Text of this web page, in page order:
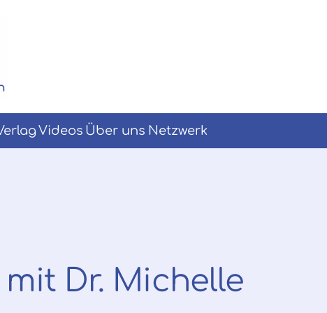
Videos Über uns Netzwerk
Dr. Michelle